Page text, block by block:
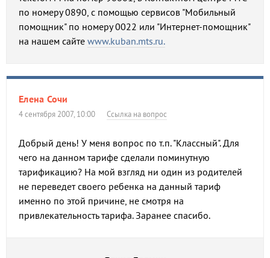
по номеру 0890, с помощью сервисов "Мобильный
помощник" по номеру 0022 или "Интернет-помощник"
на нашем сайте www.kuban.mts.ru.
Елена Сочи
4 сентября 2007, 10:00 Ссылка на вопрос
Добрый день! У меня вопрос по т.п. "Классный". Для
чего на данном тарифе сделали поминутную
тарификацию? На мой взгляд ни один из родителей
не переведет своего ребенка на данный тариф
именно по этой причине, не смотря на
привлекательность тарифа. Заранее спасибо.